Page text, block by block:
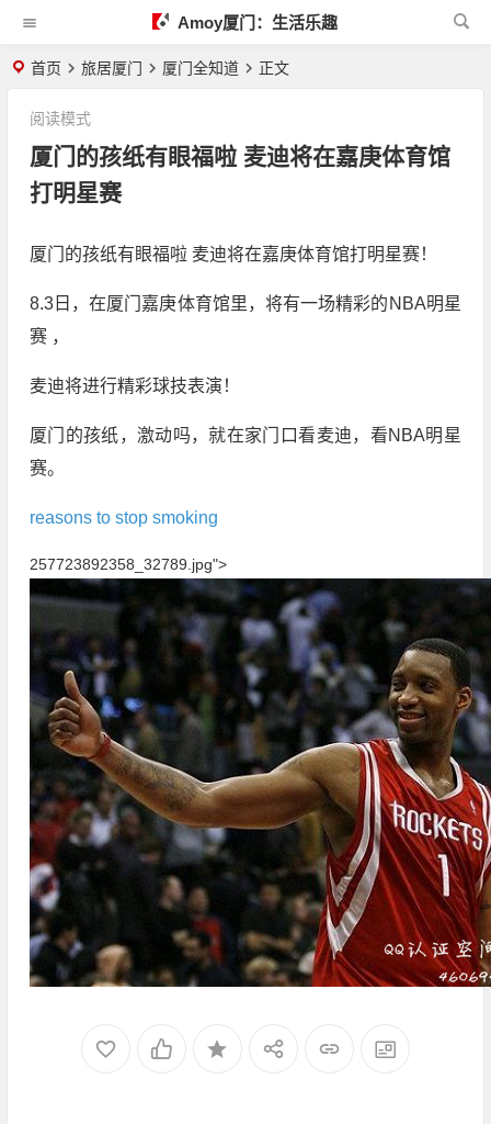
Amoy厦门：生活乐趣
首页 旅居厦门 厦门全知道 正文
厦门的孩纸有眼福啦 麦迪将在嘉庚体育馆
打明星赛
阅读模式
厦门的孩纸有眼福啦 麦迪将在嘉庚体育馆打明星赛！
8.3日，在厦门嘉庚体育馆里，将有一场精彩的NBA明星
赛 ，
麦迪将进行精彩球技表演！
厦门的孩纸，激动吗，就在家门口看麦迪，看NBA明星
赛。
reasons to stop smoking
257723892358_32789.jpg">